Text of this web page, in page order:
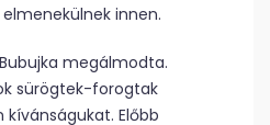
innen.
megálmodta.
sürögtek-forogtak
Előbb